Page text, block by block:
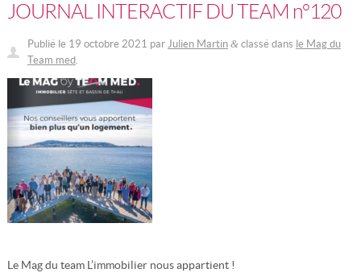
JOURNAL INTERACTIF DU TEAM n°120
Publié le 19 octobre 2021 par Julien Martin &classé dans le Mag du
Team med.
Le Mag du team L’immobilier nous appartient !